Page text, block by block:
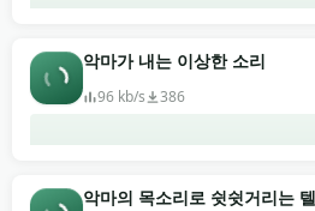
악마가 내는 이상한 소리
96 kb/s 386
악마의 목소리로 쉿쉿거리는